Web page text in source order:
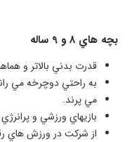
بچه هاي 8 و 9 ساله
قدرت بدني بالاتر و
به راحتي دوچرخه مي
مي پرند.
بازيهاي ورزشي و
از شركت در ورزش هاي